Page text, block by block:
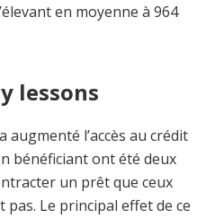
en moyenne à 964
lessons
augmenté l’accès au crédit
bénéficiant ont été deux
un prêt que ceux
pas. Le principal effet de ce